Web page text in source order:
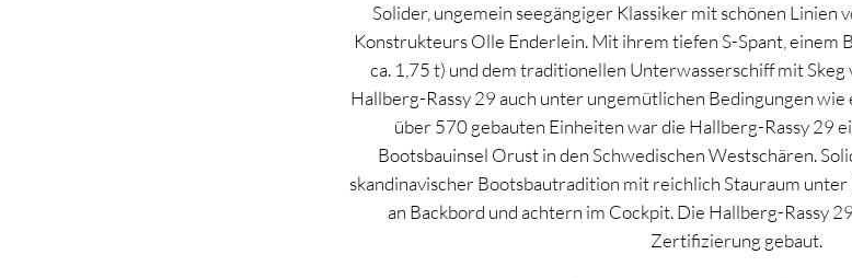
Solider, ungemein seegängiger Klassiker mit schönen Linien
Konstrukteurs Olle Enderlein. Mit ihrem tiefen S-Spant, einem
ca. 1,75 t) und dem traditionellen Unterwasserschiff mit
Hallberg-Rassy 29 auch unter ungemütlichen Bedingungen
über 570 gebauten Einheiten war die Hallberg-Rassy 29
Bootsbauinsel Orust in den Schwedischen Westschären.
skandinavischer Bootsbautradition mit reichlich Stauraum
an Backbord und achtern im Cockpit. Die Hallberg-Rassy
Zertifizierung gebaut.